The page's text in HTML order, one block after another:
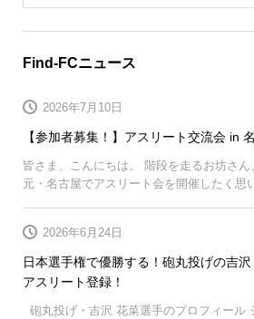
Find-FCニュース
【参加者募集！】アスリート交流会 in
2026年7月10日
皆さま、こんにちは。 階段を走るお坊さ
元・名古屋でアスリート会を開催したく思
日本選手権で優勝する！砲丸投げの吉
アスリート登録！
2026年6月24日
砲丸投げ・吉沢 花菜選手のプロフィール